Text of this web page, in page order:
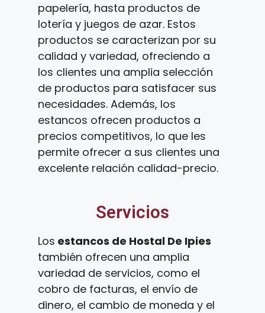
papelería, hasta productos de
lotería y juegos de azar. Estos
productos se caracterizan por su
calidad y variedad, ofreciendo a
los clientes una amplia selección
de productos para satisfacer sus
necesidades. Además, los
estancos ofrecen productos a
precios competitivos, lo que les
permite ofrecer a sus clientes una
excelente relación calidad-precio.
Servicios
Los estancos de Hostal De Ipies
también ofrecen una amplia
variedad de servicios, como el
cobro de facturas, el envío de
dinero, el cambio de moneda y el